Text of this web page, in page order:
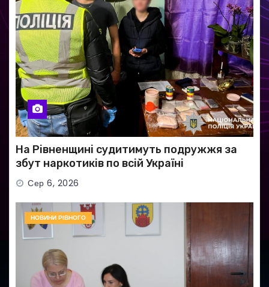
На Рівненщині судитимуть подружжя за
збут наркотиків по всій Україні
Сер 6, 2026
НОВИНИ РІВНОГО